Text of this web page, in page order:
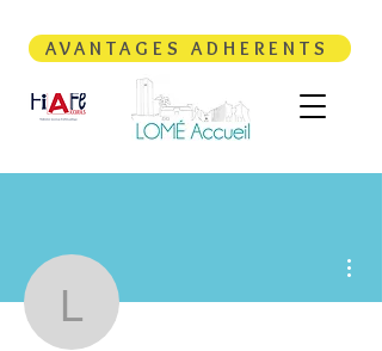
AVANTAGES ADHERENTS
Lomé Accueil